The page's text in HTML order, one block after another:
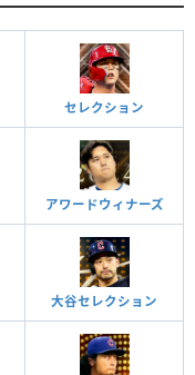
セレクション
アワードウィナーズ
大谷セレクション